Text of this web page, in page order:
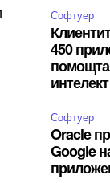
Софтуер
450
помощта
интелект
Софтуер
Oracle
Google